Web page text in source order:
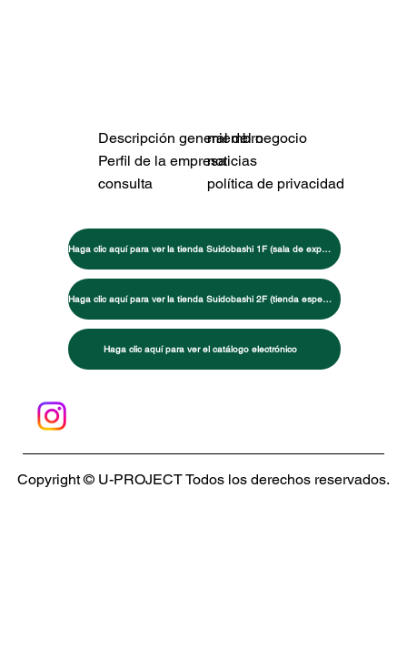
Haga clic aquí para ver la tienda Suidobashi 1F (sala de exposición de máquinas de entrenamiento)
Haga clic aquí para ver la tienda Suidobashi 2F (tienda especializada en artes marciales/entrenamiento)
Haga clic aquí para ver el catálogo electrónico
Descripción general del negocio
miembro
Perfil de la empresanoticias
consulta
política de privacidad
Copyright © U-PROJECT Todos los derechos reservados.